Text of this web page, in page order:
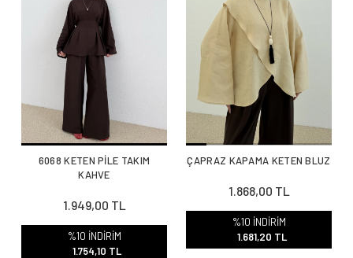
6068 KETEN PİLE TAKIM
KAHVE
1.949,00 TL
%10 İNDİRİM
1.754,10 TL
ÇAPRAZ KAPAMA KETEN BLUZ
1.868,00 TL
%10 İNDİRİM
1.681,20 TL